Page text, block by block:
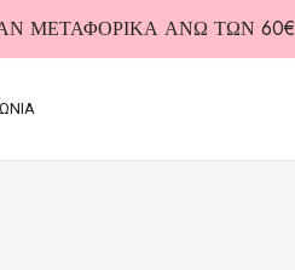
ΜΕΤΑΦΟΡΙΚΑ ΑΝΩ ΤΩΝ 60€